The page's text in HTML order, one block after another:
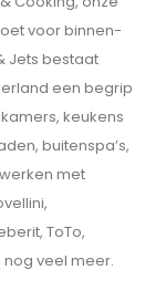
buitenspa’s,
met
ToTo,
veel meer.